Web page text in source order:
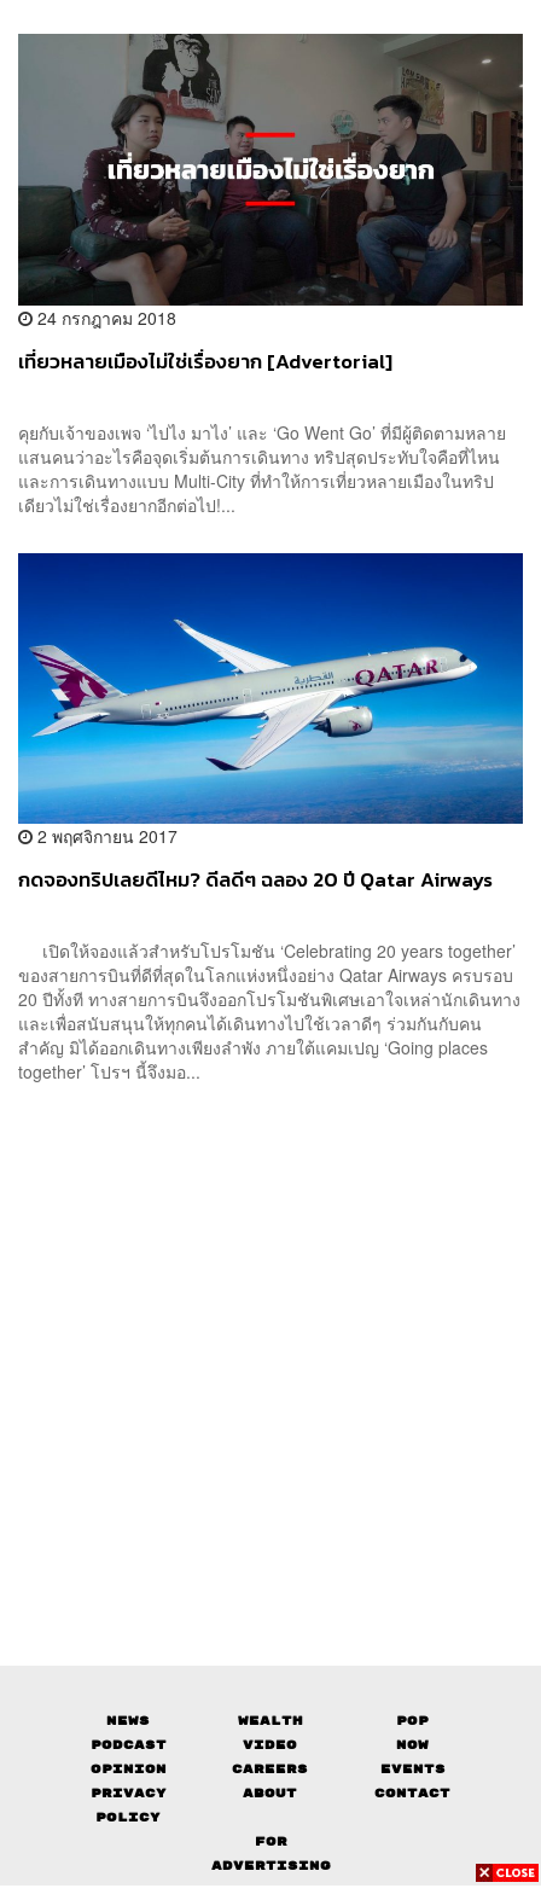
24 กรกฎาคม 2018
เที่ยวหลายเมืองไม่ใช่เรื่องยาก [Advertorial]
คุยกับเจ้าของเพจ ‘ไปไง มาไง’ และ ‘Go Went Go’ ที่มีผู้ติดตามหลาย
แสนคนว่าอะไรคือจุดเริ่มต้นการเดินทาง ทริปสุดประทับใจคือที่ไหน
และการเดินทางแบบ Multi-City ที่ทำให้การเที่ยวหลายเมืองในทริป
เดียวไม่ใช่เรื่องยากอีกต่อไป!...
2 พฤศจิกายน 2017
กดจองทริปเลยดีไหม? ดีลดีๆ ฉลอง 20 ปี Qatar Airways
เปิดให้จองแล้วสำหรับโปรโมชัน ‘Celebrating 20 years together’
ของสายการบินที่ดีที่สุดในโลกแห่งหนึ่งอย่าง Qatar Airways ครบรอบ
20 ปีทั้งที ทางสายการบินจึงออกโปรโมชันพิเศษเอาใจเหล่านักเดินทาง
และเพื่อสนับสนุนให้ทุกคนได้เดินทางไปใช้เวลาดีๆ ร่วมกันกับคน
สำคัญ มิได้ออกเดินทางเพียงลำพัง ภายใต้แคมเปญ ‘Going places
together’ โปรฯ นี้จึงมอ...
News Wealth
Pop
Podcast
Video
Now
Opinion
Careers
Events
Privacy
Policy
About Contact
FOR
ADVERTISING